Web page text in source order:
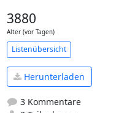
3880
Alter (vor Tagen)
Listenübersicht
Herunterladen
3 Kommentare